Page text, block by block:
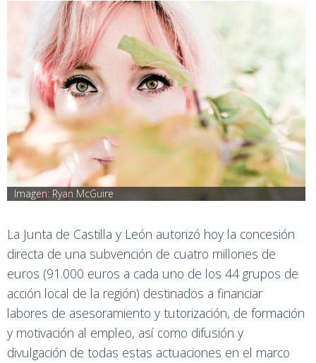
Imagen: Ryan McGuire
La Junta de Castilla y León autorizó hoy la concesión
directa de una subvención de cuatro millones de
euros (91.000 euros a cada uno de los 44 grupos de
acción local de la región) destinados a financiar
labores de asesoramiento y tutorización, de formación
y motivación al empleo, así como difusión y
divulgación de todas estas actuaciones en el marco